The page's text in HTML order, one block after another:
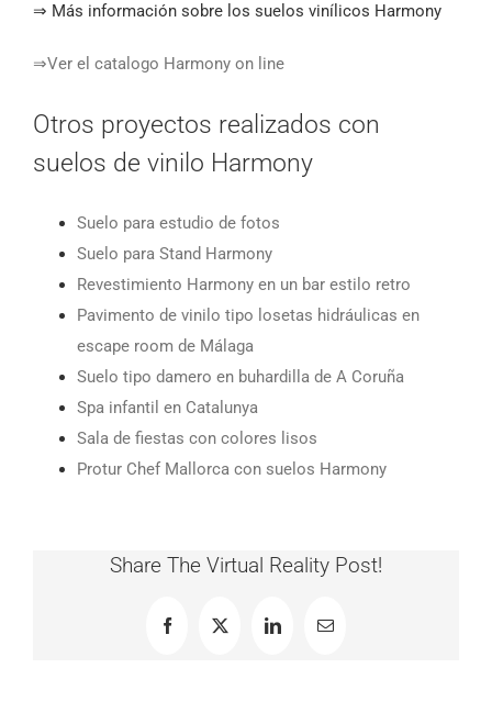
⇒ Más información sobre los suelos vinílicos Harmony
⇒Ver el catalogo Harmony on line
Otros proyectos realizados con
suelos de vinilo Harmony
Suelo para estudio de fotos
Suelo para Stand Harmony
Revestimiento Harmony en un bar estilo retro
Pavimento de vinilo tipo losetas hidráulicas en
escape room de Málaga
Suelo tipo damero en buhardilla de A Coruña
Spa infantil en Catalunya
Sala de fiestas con colores lisos
Protur Chef Mallorca con suelos Harmony
Share The Virtual Reality Post!
Facebook
X LinkedInCorreo